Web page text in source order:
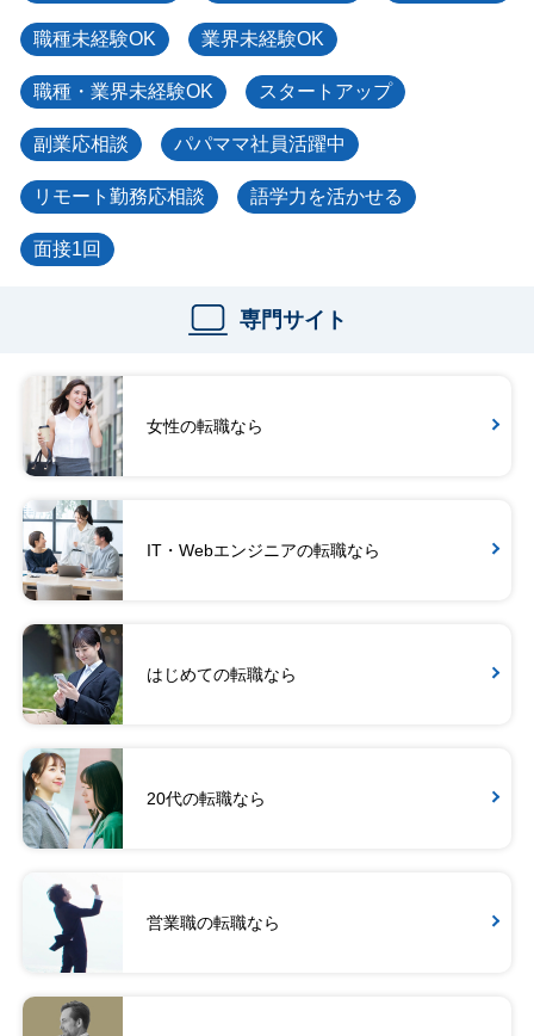
職種未経験OK 業界未経験OK
職種・業界未経験OK スタートアップ
副業応相談 パパママ社員活躍中
リモート勤務応相談 語学力を活かせる
面接1回
専門サイト
女性の転職なら
IT・Webエンジニアの転職なら
はじめての転職なら
20代の転職なら
営業職の転職なら